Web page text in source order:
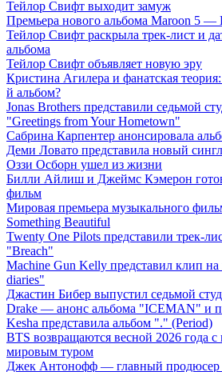
Тейлор Свифт выходит замуж
Премьера нового альбома Maroon 5 —
Тейлор Свифт раскрыла трек-лист и
альбома
Тейлор Свифт объявляет новую эру
Кристина Агилера и фанатская
й альбом?
Jonas Brothers представили седьмой
"Greetings from Your Hometown"
Сабрина Карпентер анонсировала
Деми Ловато представила новый
Оззи Осборн ушел из жизни
Билли Айлиш и Джеймс Кэмерон
фильм
Мировая премьера музыкального
Something Beautiful
Twenty One Pilots представили трек-
"Breach"
Machine Gun Kelly представил клип
diaries"
Джастин Бибер выпустил седьмой
Drake — анонс альбома "ICEMAN" и
Kesha представила альбом "." (Period)
BTS возвращаются весной 2026 года
мировым туром
Джек Антонофф — главный продюсер